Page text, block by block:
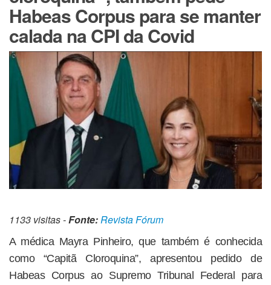
Habeas Corpus para se manter
calada na CPI da Covid
1133 visitas -Fonte:Revista Fórum
A médica Mayra Pinheiro, que também é conhecida
como “Capitã Cloroquina”, apresentou pedido de
Habeas Corpus ao Supremo Tribunal Federal para